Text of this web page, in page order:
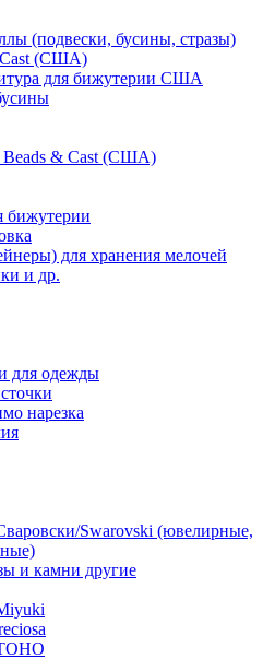
(подвески, бусины, стразы)
(США)
для бижутерии США
Beads & Cast (США)
бижутерии
для хранения мелочей
и др.
для одежды
нарезка
Swarovski (ювелирные,
и камни другие